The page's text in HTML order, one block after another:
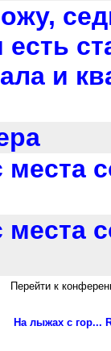
есть
и
места
места
Перейти к
На лыжах с гор...